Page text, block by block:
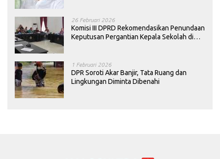
26 Februari 2026
Komisi III DPRD Rekomendasikan Penundaan
Keputusan Pergantian Kepala Sekolah di
1 Februari 2026
DPR Soroti Akar Banjir, Tata Ruang dan
Lingkungan Diminta Dibenahi